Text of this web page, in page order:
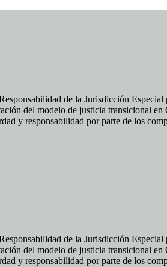
de la Jurisdicción
del modelo de justicia transicional
y responsabilidad por parte de los
de la Jurisdicción
del modelo de justicia transicional
y responsabilidad por parte de los